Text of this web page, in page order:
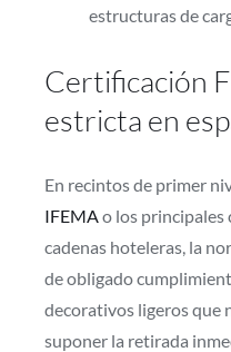
estructuras de
Certificación
estricta en
En recintos de primer
IFEMA o los principales
cadenas hoteleras, la
de obligado
decorativos ligeros que
suponer la retirada